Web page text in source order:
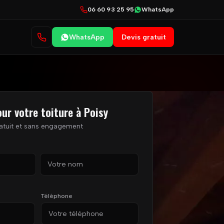
06 60 93 25 95 WhatsApp
WhatsApp Devis gratuit
votre toiture à Poisy
et sans engagement
Téléphone